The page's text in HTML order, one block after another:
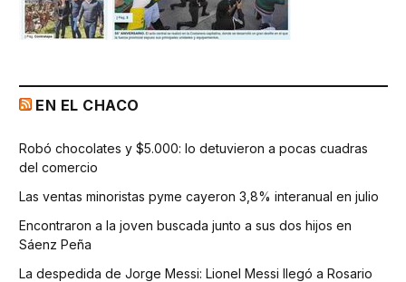
EN EL CHACO
Robó chocolates y $5.000: lo detuvieron a pocas cuadras
del comercio
Las ventas minoristas pyme cayeron 3,8% interanual en julio
Encontraron a la joven buscada junto a sus dos hijos en
Sáenz Peña
La despedida de Jorge Messi: Lionel Messi llegó a Rosario